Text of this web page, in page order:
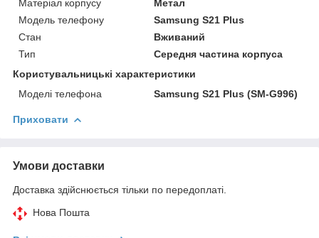
Матеріал корпусу
Метал
Модель телефону
Samsung S21 Plus
Стан
Вживаний
Тип
Середня частина корпуса
Користувальницькі характеристики
Моделі телефона
Samsung S21 Plus (SM-G996)
Приховати
Умови доставки
Доставка здійснюється тільки по передоплаті.
Нова Пошта